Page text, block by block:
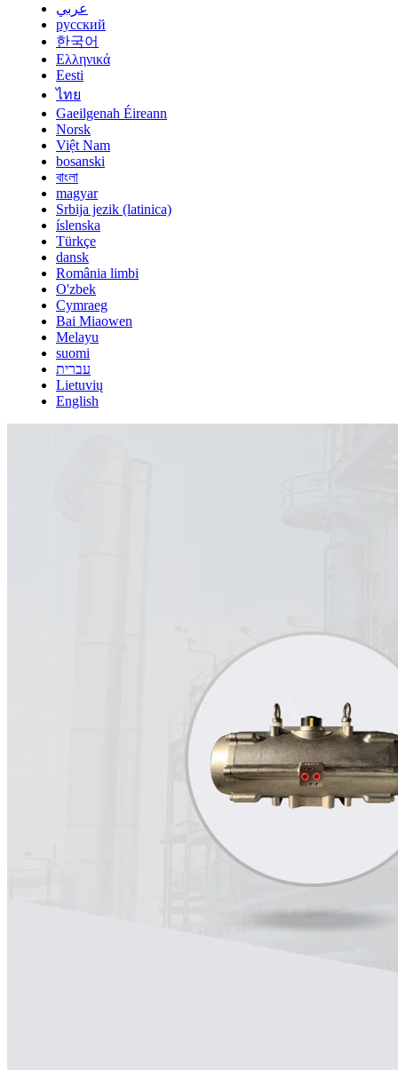
عربي
русский
한국어
Ελληνικά
Eesti
ไทย
Gaeilgenah Éireann
Norsk
Việt Nam
bosanski
বাংলা
magyar
Srbija jezik (latinica)
íslenska
Türkçe
dansk
România limbi
O'zbek
Cymraeg
Bai Miaowen
Melayu
suomi
עברית
Lietuvių
English